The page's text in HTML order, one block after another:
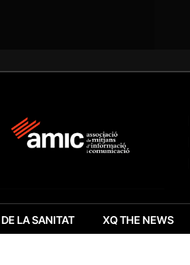
LA SANITAT XQ THE NEWS